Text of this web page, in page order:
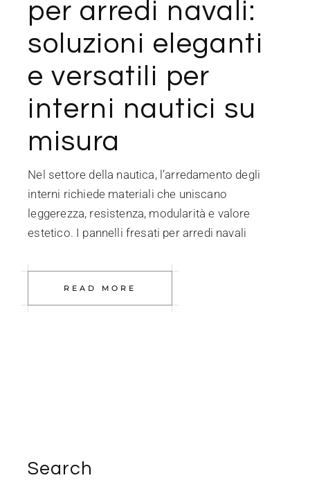
per arredi navali:
soluzioni eleganti
e versatili per
interni nautici su
misura
Nel settore della nautica, l’arredamento degli
interni richiede materiali che uniscano
leggerezza, resistenza, modularità e valore
estetico. I pannelli fresati per arredi navali
READ MORE
Search